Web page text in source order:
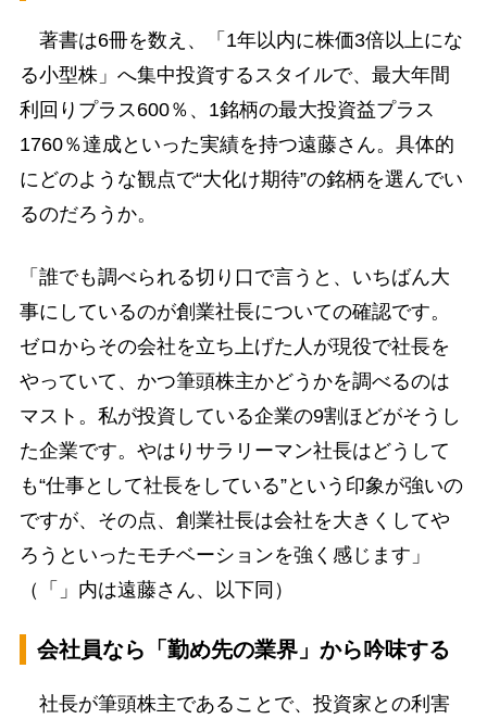
著書は6冊を数え、「1年以内に株価3倍以上にな
る小型株」へ集中投資するスタイルで、最大年間
利回りプラス600％、1銘柄の最大投資益プラス
1760％達成といった実績を持つ遠藤さん。具体的
にどのような観点で“大化け期待”の銘柄を選んでい
るのだろうか。
「誰でも調べられる切り口で言うと、いちばん大
事にしているのが創業社長についての確認です。
ゼロからその会社を立ち上げた人が現役で社長を
やっていて、かつ筆頭株主かどうかを調べるのは
マスト。私が投資している企業の9割ほどがそうし
た企業です。やはりサラリーマン社長はどうして
も“仕事として社長をしている”という印象が強いの
ですが、その点、創業社長は会社を大きくしてや
ろうといったモチベーションを強く感じます」
（「」内は遠藤さん、以下同）
会社員なら「勤め先の業界」から吟味する
社長が筆頭株主であることで、投資家との利害